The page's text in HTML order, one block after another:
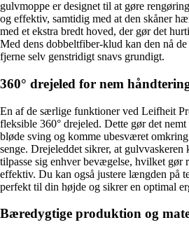
gulvmoppe er designet til at gøre
og effektiv, samtidig med at den skåner
med et ekstra bredt hoved, der gør det
Med dens dobbeltfiber-klud kan den nå
fjerne selv genstridigt snavs grundigt.
360° drejeled for nem
En af de særlige funktioner ved Leifheit
fleksible 360° drejeled. Dette gør det
bløde sving og komme ubesværet
senge. Drejeleddet sikrer, at
tilpasse sig enhver bevægelse, hvilket gør
effektiv. Du kan også justere længden på
perfekt til din højde og sikrer en optimal
Bæredygtige produktion og